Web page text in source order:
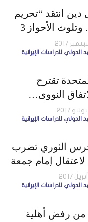
انتقد “تحريم
الإنترنت”.. وتلوث الأحواز 3
الدولي للدراسات الإيرانية
تقترح
النووى…
جوية جديدة
الدولي للدراسات الإيرانية
الثوري تضرب
إمام جمعة
الدولي للدراسات الإيرانية
من رفض أهلية